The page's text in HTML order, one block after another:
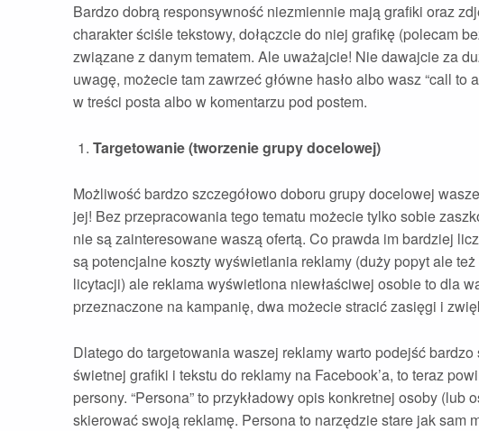
Bardzo dobrą responsywność niezmiennie mają grafiki oraz
charakter ściśle tekstowy, dołączcie do niej grafikę (polecam
związane z danym tematem. Ale uważajcie! Nie dawajcie za
uwagę, możecie tam zawrzeć główne hasło albo wasz “call
w treści posta albo w komentarzu pod postem.
Targetowanie (tworzenie grupy docelowej)
Możliwość bardzo szczegółowo doboru grupy docelowej
jej! Bez przepracowania tego tematu możecie tylko sobie
nie są zainteresowane waszą ofertą. Co prawda im bardziej
są potencjalne koszty wyświetlania reklamy (duży popyt ale
licytacji) ale reklama wyświetlona niewłaściwej osobie to dla
przeznaczone na kampanię, dwa możecie stracić zasięgi i
Dlatego do targetowania waszej reklamy warto podejść
świetnej grafiki i tekstu do reklamy na Facebook’a, to teraz
persony. “Persona” to przykładowy opis konkretnej osoby
skierować swoją reklamę. Persona to narzędzie stare jak